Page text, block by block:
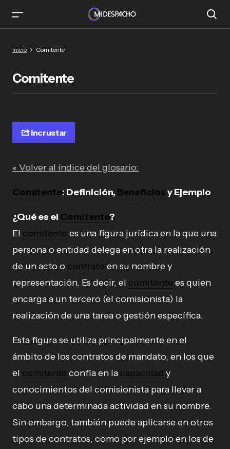
Inicio Comitente
Comitente
Incrustar
« Volver al índice del glosario:
Comitente: Definición, Beneficiosy Ejemplo
¿Qué es el Comitente?
El comitente es una figura jurídica en la que una
persona o entidad delega en otra la realización
de un acto o contrato en su nombre y
representación. Es decir, el comitente es quien
encarga a un tercero (el comisionista) la
realización de una tarea o gestión específica.
Esta figura se utiliza principalmente en el
ámbito de los contratos de mandato, en los que
el comitente confía en la capacidad y
conocimientos del comisionista para llevar a
cabo una determinada actividad en su nombre.
Sin embargo, también puede aplicarse en otros
tipos de contratos, como por ejemplo en los de